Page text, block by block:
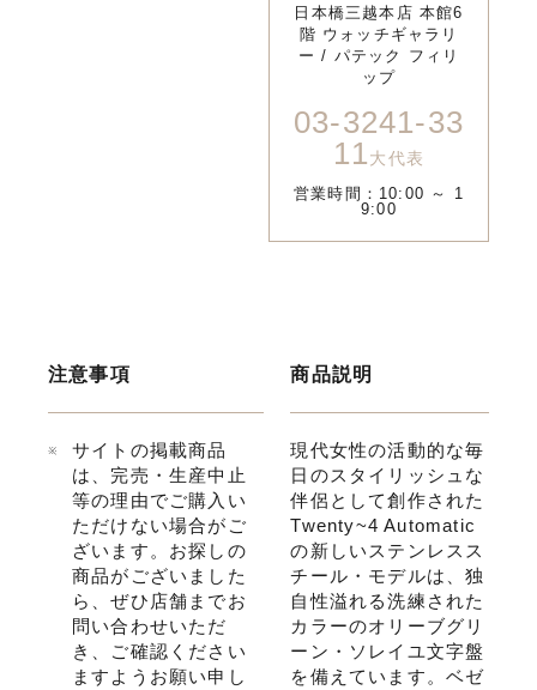
日本橋三越本店 本館6
階 ウォッチギャラリ
ー / パテック フィリ
ップ
03-3241-33
11大代表
営業時間：10:00 ～ 1
9:00
注意事項
サイトの掲載商品
は、完売・生産中止
等の理由でご購入い
ただけない場合がご
ざいます。お探しの
商品がございました
ら、ぜひ店舗までお
問い合わせいただ
き、ご確認ください
ますようお願い申し
商品説明
現代女性の活動的な毎
日のスタイリッシュな
伴侶として創作された
Twenty~4 Automatic
の新しいステンレスス
チール・モデルは、独
自性溢れる洗練された
カラーのオリーブグリ
ーン・ソレイユ文字盤
を備えています。ベゼ